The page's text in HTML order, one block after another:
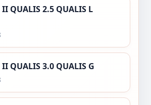
II QUALIS 2.5 QUALIS L
QUALIS 3.0 QUALIS G